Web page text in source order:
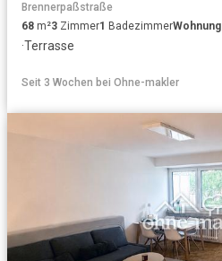
Brennerpaßstraße
68 m²3 Zimmer1 BadezimmerWohnung
·Terrasse
Seit 3 Wochen bei Ohne-makler